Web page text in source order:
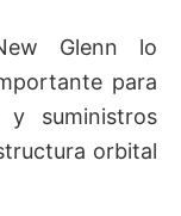
Glenn lo
para
y suministros
orbital